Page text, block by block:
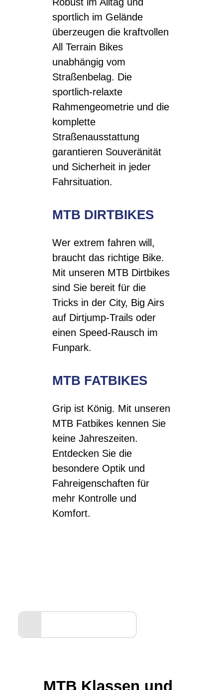
sportlich im Gelände
überzeugen die kraftvollen
All Terrain Bikes
unabhängig vom
Straßenbelag. Die
sportlich-relaxte
Rahmengeometrie und die
komplette
Straßenausstattung
garantieren Souveränität
und Sicherheit in jeder
Fahrsituation.
MTB DIRTBIKES
Wer extrem fahren will,
braucht das richtige Bike.
Mit unseren MTB Dirtbikes
sind Sie bereit für die
Tricks in der City, Big Airs
auf Dirtjump-Trails oder
einen Speed-Rausch im
Funpark.
MTB FATBIKES
Grip ist König. Mit unseren
MTB Fatbikes kennen Sie
keine Jahreszeiten.
Entdecken Sie die
besondere Optik und
Fahreigenschaften für
mehr Kontrolle und
Komfort.
MTB Klassen und